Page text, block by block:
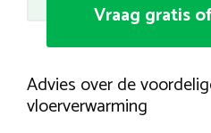
Vraag gratis
Advies over de
vloerverwarming